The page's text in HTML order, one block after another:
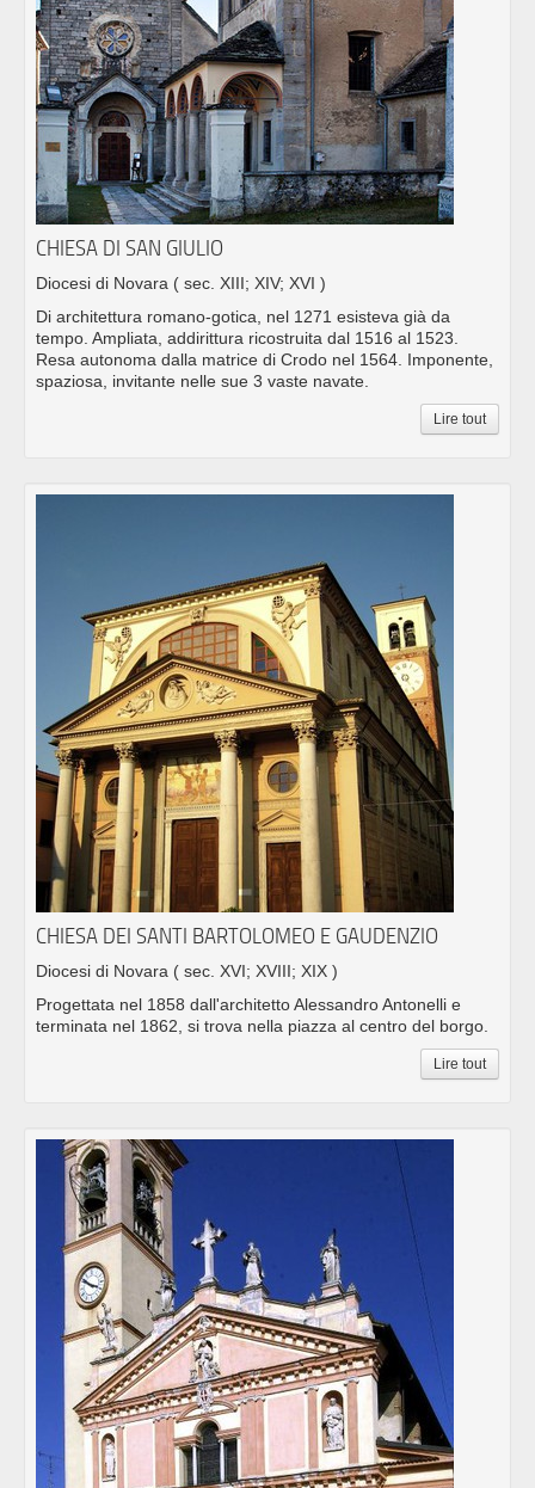
CHIESA DI SAN GIULIO
Diocesi di Novara ( sec. XIII; XIV; XVI )
Di architettura romano-gotica, nel 1271 esisteva già da
tempo. Ampliata, addirittura ricostruita dal 1516 al 1523.
Resa autonoma dalla matrice di Crodo nel 1564. Imponente,
spaziosa, invitante nelle sue 3 vaste navate.
Lire tout
CHIESA DEI SANTI BARTOLOMEO E GAUDENZIO
Diocesi di Novara ( sec. XVI; XVIII; XIX )
Progettata nel 1858 dall'architetto Alessandro Antonelli e
terminata nel 1862, si trova nella piazza al centro del borgo.
Lire tout